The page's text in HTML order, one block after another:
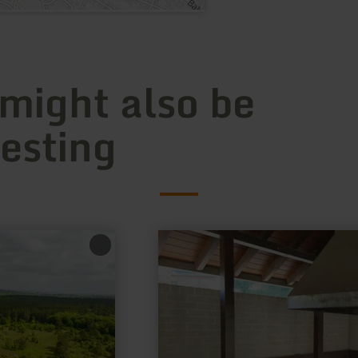
also be
about:
Grillplatz
am
Heilsteinhaus